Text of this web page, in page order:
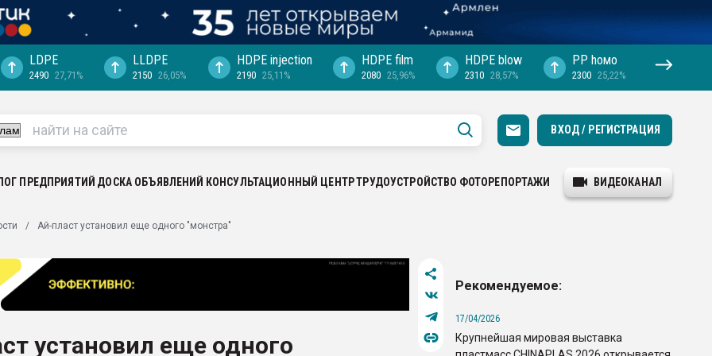
выходит на
рынке
LDPE
2490 27,71%
LLDPE
2150 26,05%
HDPE injection
2190 25,11%
HDPE film
2080 25,96%
HDPE blow
2310 28,57%
PP hомо
2300 25,22%
ВХОД / РЕГИСТРАЦИЯ
ПРЕДПРИЯТИЙ ДОСКА ОБЪЯВЛЕНИЙ КОНСУЛЬТАЦИОННЫЙ ЦЕНТРТРУДОУСТРОЙСТВО ФОТОРЕПОРТАЖИ ВИДЕОКАНАЛ
Ай-пласт установил еще одного "монстра"
установил еще одного
Рекомендуемое:
17/04/2026
Крупнейшая мировая выставка